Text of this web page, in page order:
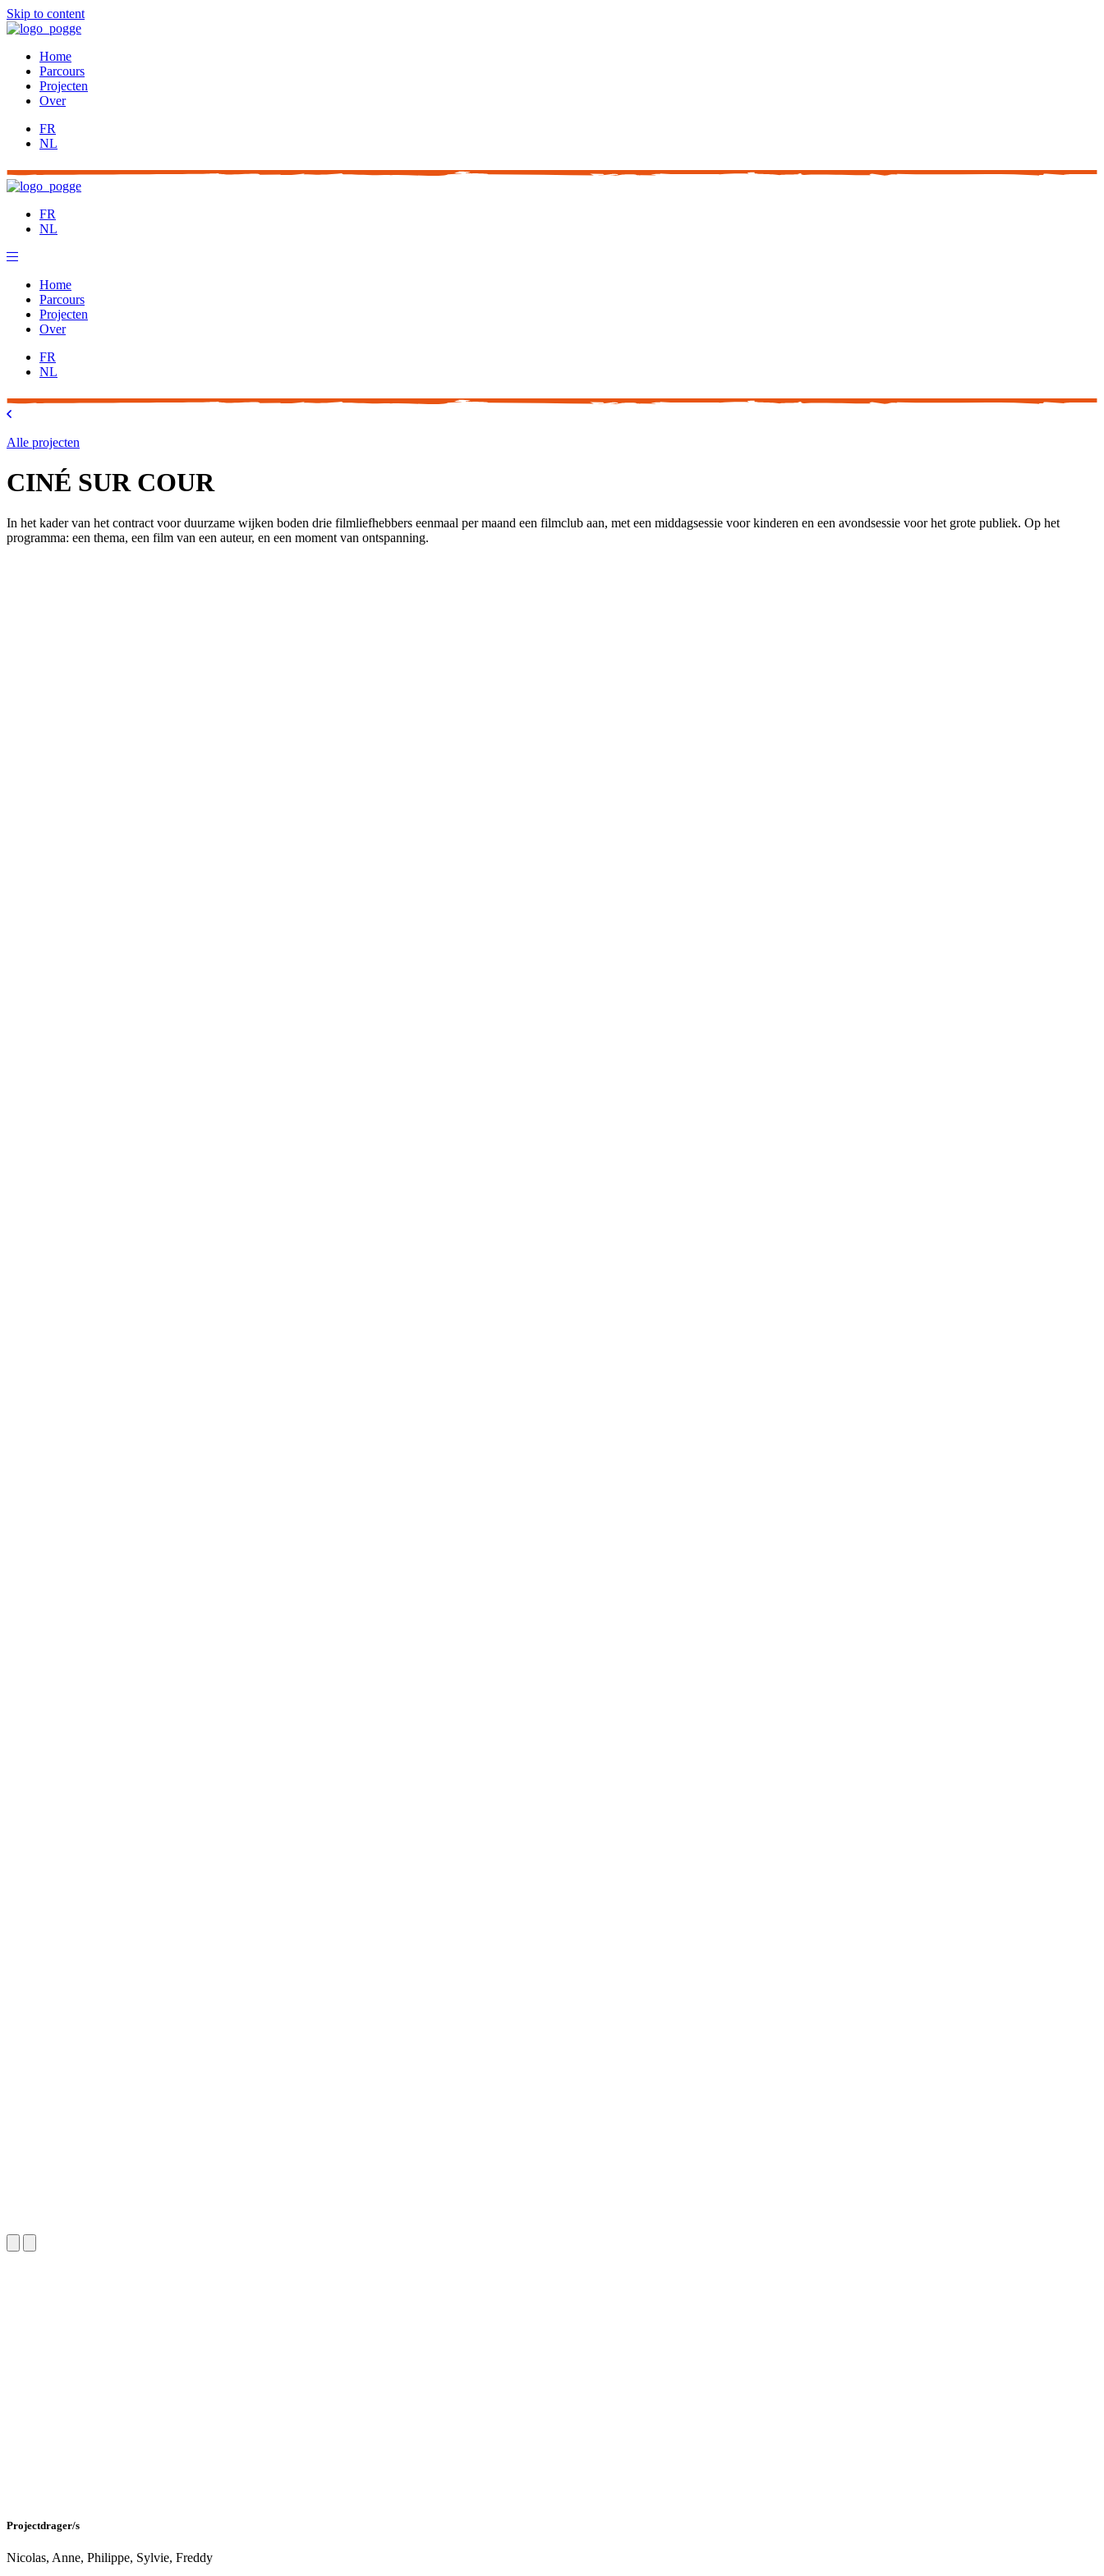
Skip to content
Home
Parcours
Projecten
Over
FR
NL
FR
NL
Home
Parcours
Projecten
Over
FR
NL
Alle projecten
CINÉ SUR COUR
In het kader van het contract voor duurzame wijken boden drie filmliefhebbers eenmaal per maand een filmclub aan, met een middagsessie voor kinderen en een avondsessie voor het grote publiek. Op het
programma: een thema, een film van een auteur, en een moment van ontspanning.
Projectdrager/s
Nicolas, Anne, Philippe, Sylvie, Freddy